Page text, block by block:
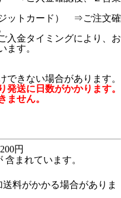
ジットカード） ⇒ご注文確
入金タイミングにより、お
ます。
できない場合があります。
発送に日数がかかります。
ません。
円
まれています。
料がかかる場合がありま